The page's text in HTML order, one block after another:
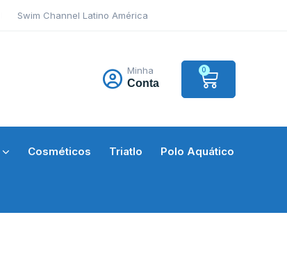
Swim Channel Latino América
Minha
Conta
0
Cosméticos Triatlo Polo Aquático